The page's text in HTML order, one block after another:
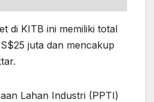
di KITB ini memiliki total
juta dan mencakup
Lahan Industri (PPTI)